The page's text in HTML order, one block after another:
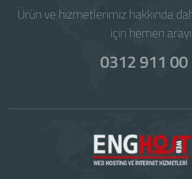
Ürün ve hizmetlerimiz hakkında
için hemen
0312 911 00